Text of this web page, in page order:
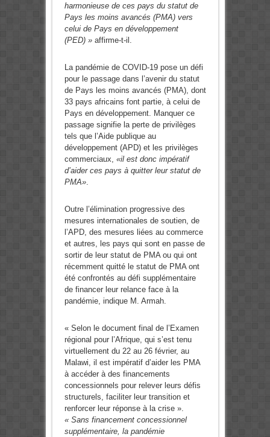
harmonieuse de ces pays du statut de
Pays les moins avancés (PMA) vers
celui de Pays en développement
(PED) » affirme-t-il.
La pandémie de COVID-19 pose un défi
pour le passage dans l’avenir du statut
de Pays les moins avancés (PMA), dont
33 pays africains font partie, à celui de
Pays en développement. Manquer ce
passage signifie la perte de privilèges
tels que l’Aide publique au
développement (APD) et les privilèges
commerciaux, «il est donc impératif
d’aider ces pays à quitter leur statut de
PMA».
Outre l’élimination progressive des
mesures internationales de soutien, de
l’APD, des mesures liées au commerce
et autres, les pays qui sont en passe de
sortir de leur statut de PMA ou qui ont
récemment quitté le statut de PMA ont
été confrontés au défi supplémentaire
de financer leur relance face à la
pandémie, indique M. Armah.
« Selon le document final de l’Examen
régional pour l’Afrique, qui s’est tenu
virtuellement du 22 au 26 février, au
Malawi, il est impératif d’aider les PMA
à accéder à des financements
concessionnels pour relever leurs défis
structurels, faciliter leur transition et
renforcer leur réponse à la crise ».
« Sans financement concessionnel
supplémentaire, la pandémie